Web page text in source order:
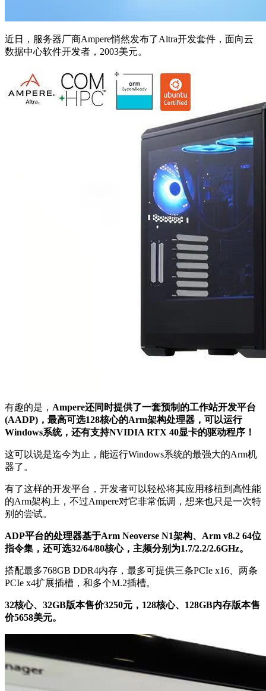
近日，服务器厂商Ampere悄然发布了Altra开发套件，面向云
数据中心软件开发者，2003美元。
有趣的是， Ampere还同时提供了一套预制的工作站开发平台
(AADP)，最高可选128核心的Arm架构处理器，可以运行
Windows系统，还有支持NVIDIA RTX 40显卡的驱动程序！
这可以说是迄今为止，能运行Windows系统的最强大的Arm机
器了。
有了这样的开发平台，开发者可以轻松将其应用移植到高性能
的Arm架构上，不过Ampere对它非常低调，想来也只是一次特
别的尝试。
ADP平台的处理器基于Arm Neoverse N1架构、Arm v8.2 64位
指令集，还可选32/64/80核心，主频分别为1.7/2.2/2.6GHz。
搭配最多768GB DDR4内存，最多可提供三条PCIe x16、两条
PCIe x4扩展插槽，和多个M.2插槽。
32核心、32GB版本售价3250元，128核心、128GB内存版本售
价5658美元。